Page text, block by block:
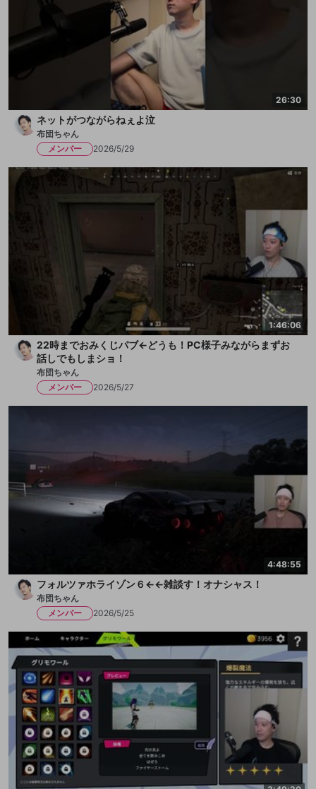
26:30
ネットがつながらねぇよ泣
布団ちゃん
メンバー
2026/5/29
1:46:06
22時までおみくじパブ←どうも！PC様子みながらまずお
話しでもしまショ！
布団ちゃん
メンバー
2026/5/27
4:48:55
フォルツァホライゾン６←←雑談す！オナシャス！
布団ちゃん
メンバー
2026/5/25